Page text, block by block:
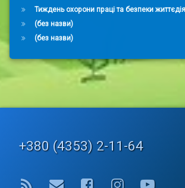
Тиждень охорони праці та безпеки
(без назви)
(без назви)
Tel:
+380 (4353) 2-11-64